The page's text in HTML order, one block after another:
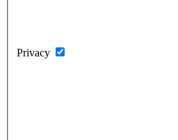
Privacy